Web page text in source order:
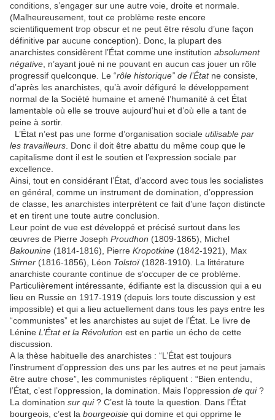
conditions, s’engager sur une autre voie, droite et normale.
(Malheureusement, tout ce problème reste encore
scientifiquement trop obscur et ne peut être résolu d’une façon
définitive par aucune conception). Donc, la plupart des
anarchistes considèrent l’État comme une institution absolument
négative , n’ayant joué ni ne pouvant en aucun cas jouer un rôle
progressif quelconque. Le “rôle historique” de l’Étatne consiste,
d’après les anarchistes, qu’à avoir défiguré le développement
normal de la Société humaine et amené l’humanité à cet État
lamentable où elle se trouve aujourd’hui et d’où elle a tant de
peine à sortir.
L’État n’est pas une forme d’organisation sociale utilisable par
les travailleurs . Donc il doit être abattu du même coup que le
capitalisme dont il est le soutien et l’expression sociale par
excellence.
Ainsi, tout en considérant l’État, d’accord avec tous les socialistes
en général, comme un instrument de domination, d’oppression
de classe, les anarchistes interprètent ce fait d’une façon distincte
et en tirent une toute autre conclusion.
Leur point de vue est développé et précisé surtout dans les
œuvres de Pierre Joseph Proudhon (1809-1865), Michel
Bakounine (1814-1816), Pierre Kropotkine (1842-1921), Max
Stirner (1816-1856), Léon Tolstoï(1828-1910). La littérature
anarchiste courante continue de s’occuper de ce problème.
Particulièrement intéressante, édifiante est la discussion qui a eu
lieu en Russie en 1917-1919 (depuis lors toute discussion y est
impossible) et qui a lieu actuellement dans tous les pays entre les
“communistes” et les anarchistes au sujet de l’État. Le livre de
Lénine L’État et la Révolution est en partie un écho de cette
discussion.
A la thèse habituelle des anarchistes : “L’État est toujours
l’instrument d’oppression des uns par les autres et ne peut jamais
être autre chose”, les communistes répliquent : “Bien entendu,
l’État, c’est l’oppression, la domination. Mais l’oppression de qui?
La domination sur qui? C’est là toute la question. Dans l’État
bourgeois, c’est la bourgeoisie qui domine et qui opprime le